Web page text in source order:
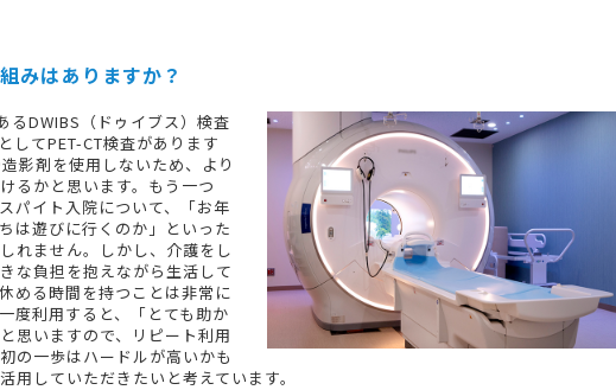
みはありますか？
るDWIBS（ドゥイブス）検査
してPET-CT検査があります
影剤を使用しないため、より
るかと思います。もう一つ
パイト入院について、「お年
は遊びに行くのか」といった
れません。しかし、介護をし
な負担を抱えながら生活して
める時間を持つことは非常に
度利用すると、「とても助か
思いますので、リピート利用
の一歩はハードルが高いかも
用していただきたいと考えています。